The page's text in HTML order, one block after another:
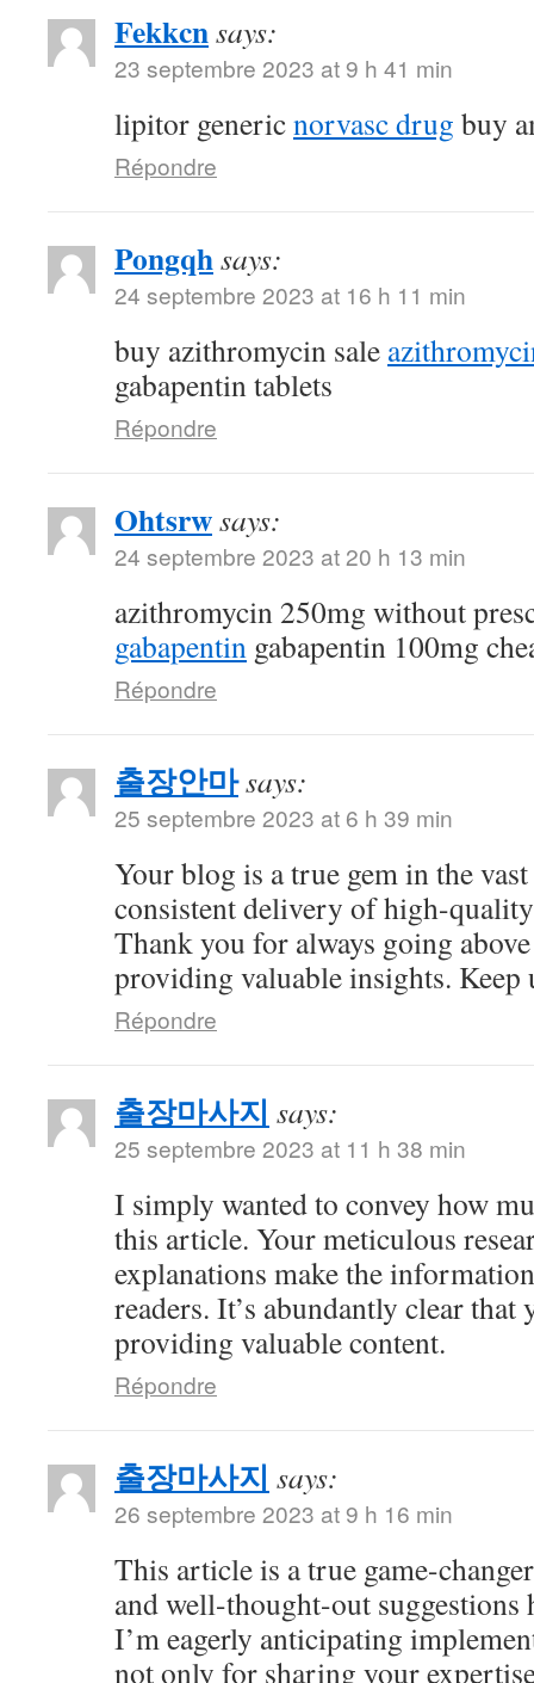
Fekkcnsays:
23 septembre 2023 at 9 h 41 min
lipitor genericnorvasc drug buy
Répondre
Pongqhsays:
24 septembre 2023 at 16 h 11 min
buy azithromycin sale
gabapentin tablets
Répondre
Ohtsrwsays:
24 septembre 2023 at 20 h 13 min
azithromycin 250mg without
gabapentin gabapentin 100mg
Répondre
출장안마says:
25 septembre 2023 at 6 h 39 min
Your blog is a true gem in the
consistent delivery of high-
Thank you for always going
providing valuable insights.
Répondre
출장마사지 says:
25 septembre 2023 at 11 h 38 min
I simply wanted to convey how
this article. Your meticulous
explanations make the
readers. It’s abundantly clear that
providing valuable content.
Répondre
출장마사지 says:
26 septembre 2023 at 9 h 16 min
This article is a true game-
and well-thought-out
I’m eagerly anticipating
not only for sharing your